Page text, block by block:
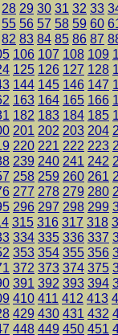
28 29 30 31 32 33
55 56 57 58 59 60
82 83 84 85 86 87
106 107 108 109
125 126 127 128
144 145 146 147
163 164 165 166
182 183 184 185
201 202 203 204
220 221 222 223
239 240 241 242
258 259 260 261
277 278 279 280
296 297 298 299
315 316 317 318
334 335 336 337
353 354 355 356
372 373 374 375
391 392 393 394
410 411 412 413
429 430 431 432
448 449 450 451